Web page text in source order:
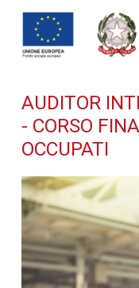
finanziato
AUDITOR
- CORSO
OCCUPATI